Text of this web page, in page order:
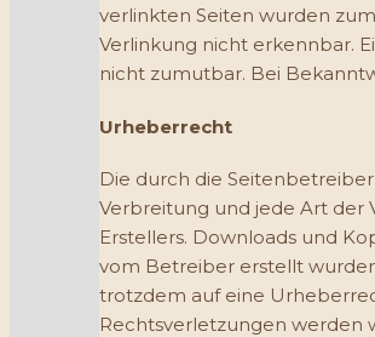
verlinkten Seiten wurden
Verlinkung nicht erkennbar.
nicht zumutbar. Bei
Urheberrecht
Die durch die
Verbreitung und jede Art der
Erstellers. Downloads und
vom Betreiber erstellt
trotzdem auf eine
Rechtsverletzungen werden